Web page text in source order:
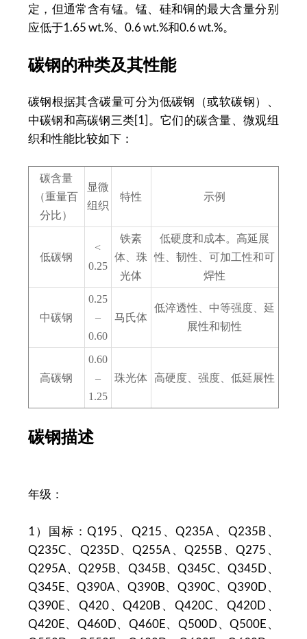
定，但通常含有锰。锰、硅和铜的最大含量分别
应低于1.65 wt.%、0.6 wt.%和0.6 wt.%。
碳钢的种类及其性能
碳钢根据其含碳量可分为低碳钢（或软碳钢）、
中碳钢和高碳钢三类[1]。它们的碳含量、微观组
织和性能比较如下：
碳含量
（重量百
分比）
显微
组织
特性 示例
低碳钢
<
0.25
铁素
体、珠
光体
低硬度和成本。高延展
性、韧性、可加工性和可
焊性
中碳钢
0.25
–
0.60
马氏体
低淬透性、中等强度、延
展性和韧性
高碳钢
0.60
–
1.25
珠光体 高硬度、强度、低延展性
碳钢描述
年级：
1）国标：Q195、Q215、Q235A、Q235B、
Q235C、Q235D、Q255A、Q255B、Q275、
Q295A、Q295B、Q345B、Q345C、Q345D、
Q345E、Q390A、Q390B、Q390C、Q390D、
Q390E、Q420、Q420B、Q420C、Q420D、
Q420E、Q460D、Q460E、Q500D、Q500E、